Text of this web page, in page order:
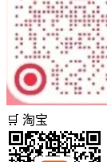
🛒 淘宝